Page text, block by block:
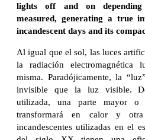
lights off and on
measured, generating a true
incandescent days and its
Al igual que el sol, las luces
la radiación electromagnética
misma. Paradójicamente, la
invisible que la luz visible.
utilizada, una parte mayor
transformará en calor y
incandescentes utilizadas en el